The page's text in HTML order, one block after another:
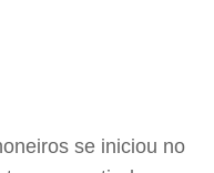
se iniciou no